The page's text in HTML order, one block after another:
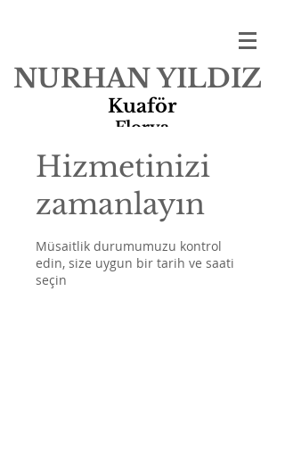
NURHAN YILDIZ
Kuaför
Florya
Hizmetinizi
zamanlayın
Müsaitlik durumumuzu kontrol
edin, size uygun bir tarih ve saati
seçin